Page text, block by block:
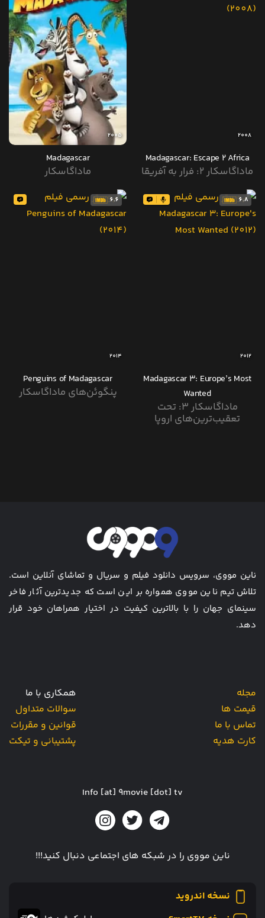
2008
Madagascar: Escape 2 Africa
ماداگاسکار ۲: فرار به آفریقا
2005
Madagascar
ماداگاسکار
6.8
2012
Madagascar 3: Europe’s Most
Wanted
ماداگاسکار ۳: تحت
تعقیب‌ترین‌های اروپا
6.6
2014
Penguins of Madagascar
پنگوئن‌های ماداگاسکار
ناین مووی، سرویس دانلود فیلم و سریال و تماشای آنلاین است.
تلاش تیم ناین مووی همواره بر این است که جدیدترین آثار فاخر
سینمای جهان را با بالاترین کیفیت در اختیار همراهان خود قرار
دهد.
مجله
قیمت ها
تماس با ما
کارت هدیه
همکاری با ما
سوالات متداول
قوانین و مقررات
پشتیبانی و تیکت
Info [at] 9movie [dot] tv
ناین مووی را در شبکه های اجتماعی دنبال کنید!!!
نسخه اندروید